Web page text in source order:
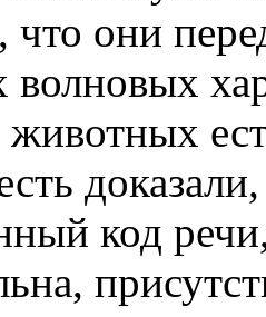
что они
волновых
животных
код